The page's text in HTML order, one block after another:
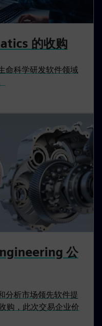
的收购
命科学研发软件领域
公
分析市场领先软件提
购，此次交易企业价